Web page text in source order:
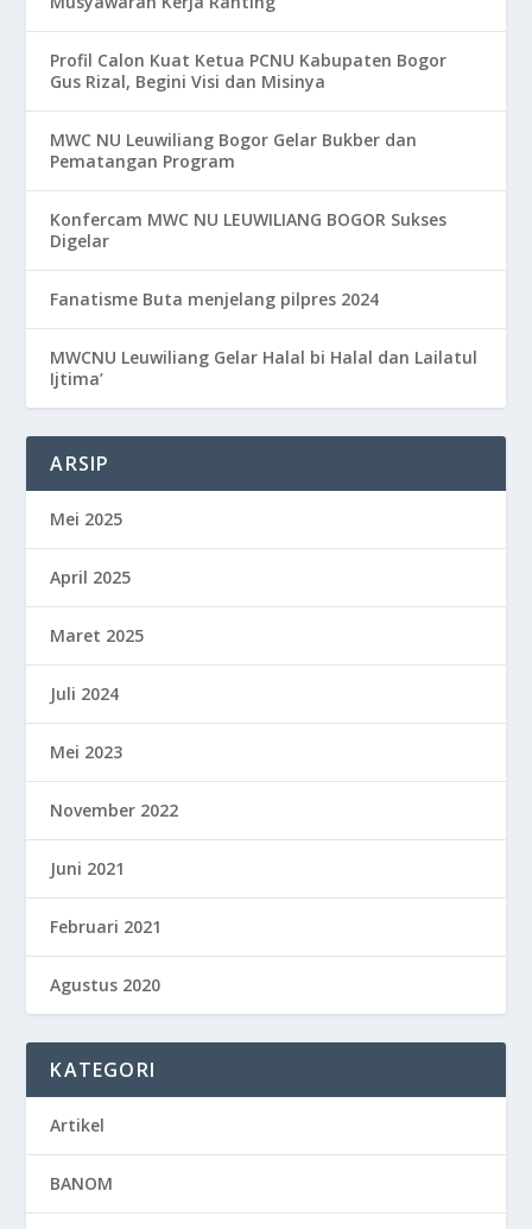
Profil Calon Kuat Ketua PCNU Kabupaten Bogor
Gus Rizal, Begini Visi dan Misinya
MWC NU Leuwiliang Bogor Gelar Bukber dan
Pematangan Program
Konfercam MWC NU LEUWILIANG BOGOR Sukses
Digelar
Fanatisme Buta menjelang pilpres 2024
MWCNU Leuwiliang Gelar Halal bi Halal dan Lailatul
Ijtima’
ARSIP
Mei 2025
April 2025
Maret 2025
Juli 2024
Mei 2023
November 2022
Juni 2021
Februari 2021
Agustus 2020
KATEGORI
Artikel
BANOM